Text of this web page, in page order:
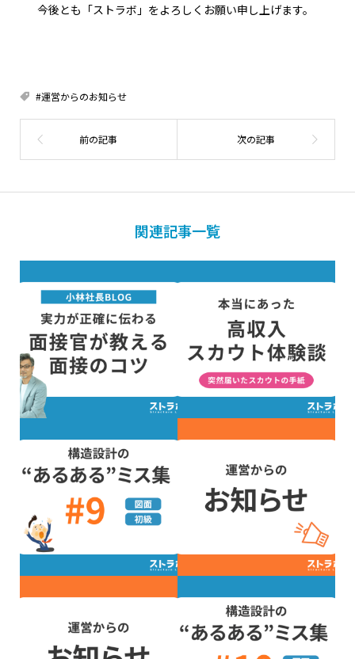
今後とも「ストラボ」をよろしくお願い申し上げます。
#運営からのお知らせ
関連記事一覧